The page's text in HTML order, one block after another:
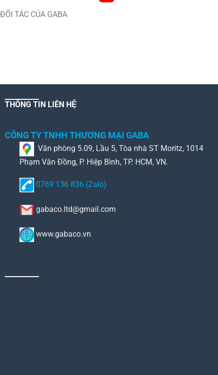
ĐỐI TÁC CỦA GABA
THÔNG TIN LIÊN HỆ
CÔNG TY TNHH THƯƠNG MẠI GABA
Văn phòng 5.09, Lầu 5, Tòa nhà ST Moritz, 1014
Phạm Văn Đồng, P. Hiệp Bình, TP. HCM, VN.
0769 136 836 (Zalo)
gabaco.ltd@gmail.com
www.gabaco.vn